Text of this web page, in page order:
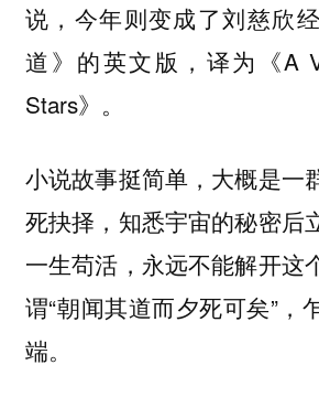
说，今年则变成了刘慈欣
道》的英文版，译为《A
Stars》。
小说故事挺简单，大概是一
死抉择，知悉宇宙的秘密后
一生苟活，永远不能解开这
谓“朝闻其道而夕死可矣”，
端。